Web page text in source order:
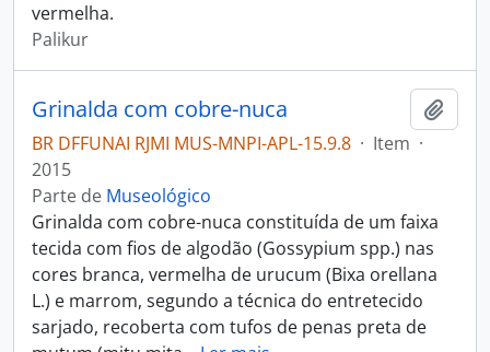
vermelha.
Palikur
Grinalda com cobre-nuca
BR DFFUNAI RJMI MUS-MNPI-APL-15.9.8 · Item ·
2015
Parte de Museológico
Grinalda com cobre-nuca constituída de um faixa
tecida com fios de algodão (Gossypium spp.) nas
cores branca, vermelha de urucum (Bixa orellana
L.) e marrom, segundo a técnica do entretecido
sarjado, recoberta com tufos de penas preta de